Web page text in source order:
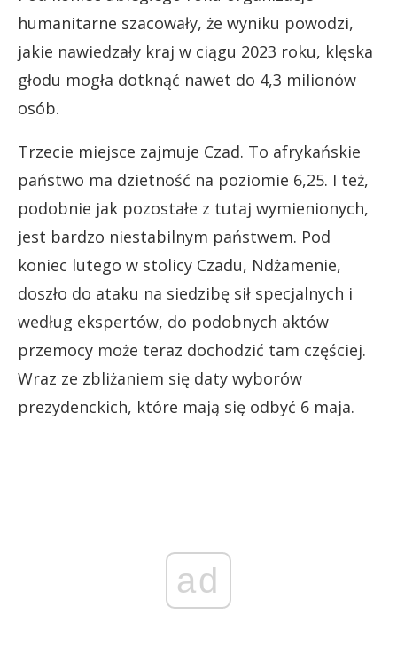
humanitarne szacowały, że wyniku powodzi,
jakie nawiedzały kraj w ciągu 2023 roku, klęska
głodu mogła dotknąć nawet do 4,3 milionów
osób.
Trzecie miejsce zajmuje Czad. To afrykańskie
państwo ma dzietność na poziomie 6,25. I też,
podobnie jak pozostałe z tutaj wymienionych,
jest bardzo niestabilnym państwem. Pod
koniec lutego w stolicy Czadu, Ndżamenie,
doszło do ataku na siedzibę sił specjalnych i
według ekspertów, do podobnych aktów
przemocy może teraz dochodzić tam częściej.
Wraz ze zbliżaniem się daty wyborów
prezydenckich, które mają się odbyć 6 maja.
ad